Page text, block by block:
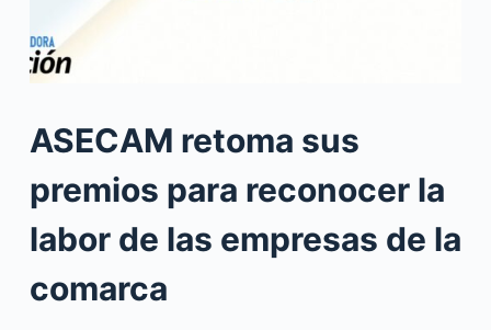
ASECAM retoma sus
premios para reconocer la
labor de las empresas de la
comarca